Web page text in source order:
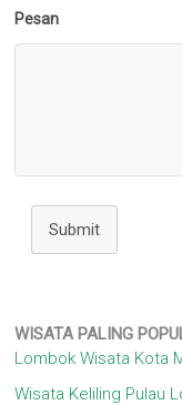
Pesan
Submit
WISATA PALING
Lombok Wisata Kota
Wisata Keliling Pulau